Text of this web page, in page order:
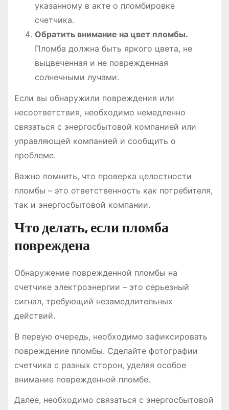
указанному в акте о пломбировке
счетчика.
Обратить внимание на цвет пломбы.
Пломба должна быть яркого цвета, не
выцвеченная и не поврежденная
солнечными лучами.
Если вы обнаружили повреждения или
несоответствия, необходимо немедленно
связаться с энергосбытовой компанией или
управляющей компанией и сообщить о
проблеме.
Важно помнить, что проверка целостности
пломбы – это ответственность как потребителя,
так и энергосбытовой компании.
Что делать, если пломба
повреждена
Обнаружение поврежденной пломбы на
счетчике электроэнергии – это серьезный
сигнал, требующий незамедлительных
действий.
В первую очередь, необходимо зафиксировать
повреждение пломбы. Сделайте фотографии
счетчика с разных сторон, уделяя особое
внимание поврежденной пломбе.
Далее, необходимо связаться с энергосбытовой